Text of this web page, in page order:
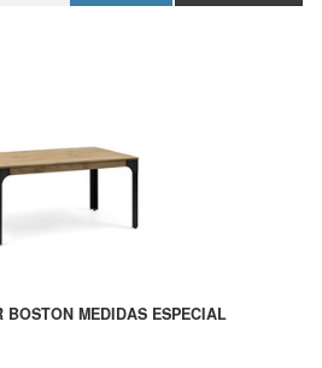
BOSTON MEDIDAS ESPECIAL